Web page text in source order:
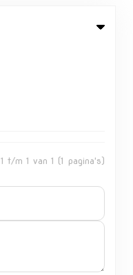
1 t/m 1 van 1 (1 pagina's)